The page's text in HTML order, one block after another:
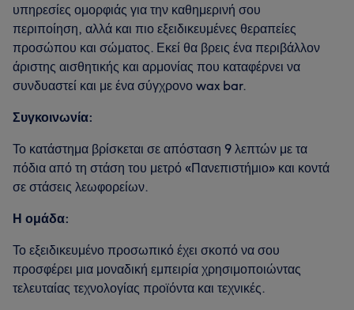
υπηρεσίες ομορφιάς για την καθημερινή σου
περιποίηση, αλλά και πιο εξειδικευμένες θεραπείες
προσώπου και σώματος. Εκεί θα βρεις ένα περιβάλλον
άριστης αισθητικής και αρμονίας που καταφέρνει να
συνδυαστεί και με ένα σύγχρονο wax bar.
Συγκοινωνία:
Το κατάστημα βρίσκεται σε απόσταση 9 λεπτών με τα
πόδια από τη στάση του μετρό «Πανεπιστήμιο» και κοντά
σε στάσεις λεωφορείων.
Η ομάδα:
Το εξειδικευμένο προσωπικό έχει σκοπό να σου
προσφέρει μια μοναδική εμπειρία χρησιμοποιώντας
τελευταίας τεχνολογίας προϊόντα και τεχνικές.